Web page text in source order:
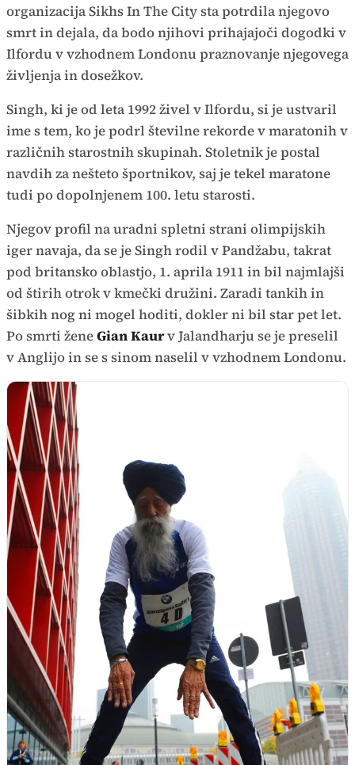
organizacija Sikhs In The City sta potrdila njegovo
smrt in dejala, da bodo njihovi prihajajoči dogodki v
Ilfordu v vzhodnem Londonu praznovanje njegovega
življenja in dosežkov.
Singh, ki je od leta 1992 živel v Ilfordu, si je ustvaril
ime s tem, ko je podrl številne rekorde v maratonih v
različnih starostnih skupinah. Stoletnik je postal
navdih za nešteto športnikov, saj je tekel maratone
tudi po dopolnjenem 100. letu starosti.
Njegov profil na uradni spletni strani olimpijskih
iger navaja, da se je Singh rodil v Pandžabu, takrat
pod britansko oblastjo, 1. aprila 1911 in bil najmlajši
od štirih otrok v kmečki družini. Zaradi tankih in
šibkih nog ni mogel hoditi, dokler ni bil star pet let.
Po smrti ženeGian Kaurv Jalandharju se je preselil
v Anglijo in se s sinom naselil v vzhodnem Londonu.